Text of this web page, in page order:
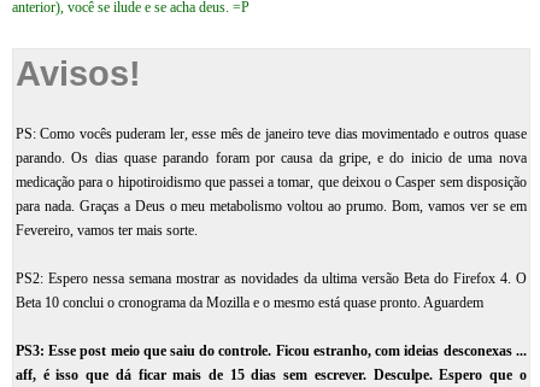
anterior), você se ilude e se acha deus. =P
Avisos!
PS: Como vocês puderam ler, esse mês de janeiro teve dias movimentado e outros quase
parando. Os dias quase parando foram por causa da gripe, e do inicio de uma nova
medicação para o hipotiroidismo que passei a tomar, que deixou o Casper sem disposição
para nada. Graças a Deus o meu metabolismo voltou ao prumo. Bom, vamos ver se em
Fevereiro, vamos ter mais sorte.
PS2: Espero nessa semana mostrar as novidades da ultima versão Beta do Firefox 4. O
Beta 10 conclui o cronograma da Mozilla e o mesmo está quase pronto. Aguardem
PS3: Esse post meio que saiu do controle. Ficou estranho, com ideias desconexas ...
aff, é isso que dá ficar mais de 15 dias sem escrever. Desculpe. Espero que o